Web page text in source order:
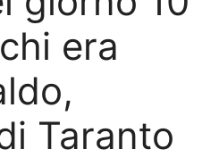
era
Taranto